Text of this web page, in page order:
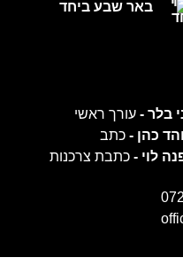
באר שבע ביחד
בלר -עורך ראשי
כהן -כתב
לוי -כתבת צרכנות